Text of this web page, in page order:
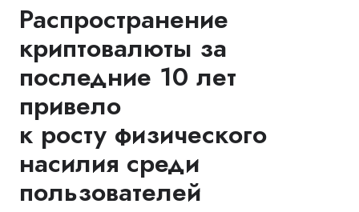
Распространение
криптовалюты за
последние 10 лет
привело
к росту физического
насилия среди
пользователей